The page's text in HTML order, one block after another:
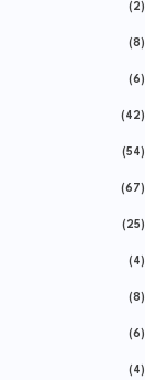
(2)
(8)
(6)
(42)
(54)
(67)
(25)
(4)
(8)
(6)
(4)